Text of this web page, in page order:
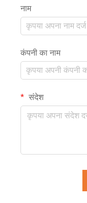
नाम
कंपनी का नाम
संदेश